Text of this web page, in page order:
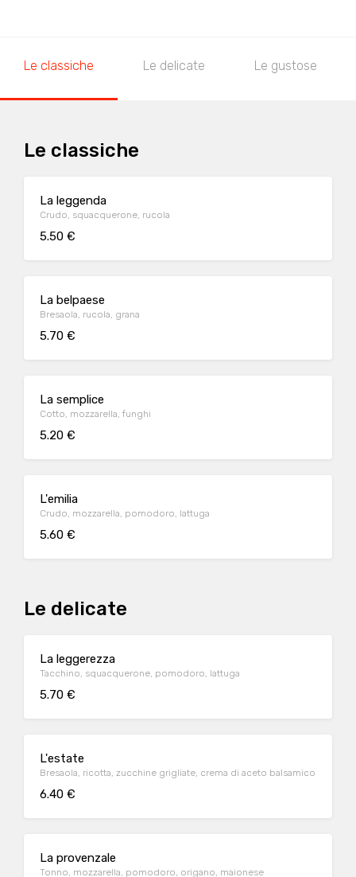
Le classiche Le delicate Le gustose
Le classiche
La leggenda
Crudo, squacquerone, rucola
5.50 €
La belpaese
Bresaola, rucola, grana
5.70 €
La semplice
Cotto, mozzarella, funghi
5.20 €
L'emilia
Crudo, mozzarella, pomodoro, lattuga
5.60 €
Le delicate
La leggerezza
Tacchino, squacquerone, pomodoro, lattuga
5.70 €
L'estate
Bresaola, ricotta, zucchine grigliate, crema di aceto balsamico
6.40 €
La provenzale
Tonno, mozzarella, pomodoro, origano, maionese